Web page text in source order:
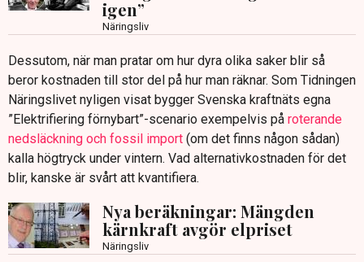
igen”
Näringsliv
Dessutom, när man pratar om hur dyra olika saker blir så
beror kostnaden till stor del på hur man räknar. Som Tidningen
Näringslivet nyligen visat bygger Svenska kraftnäts egna
”Elektrifiering förnybart”-scenario exempelvis på roterande
nedsläckning och fossil import (om det finns någon sådan)
kalla högtryck under vintern. Vad alternativkostnaden för det
blir, kanske är svårt att kvantifiera.
Nya beräkningar: Mängden
kärnkraft avgör elpriset
Näringsliv